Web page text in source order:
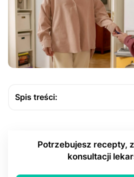
Spis treści:
Jaką rolę odgrywają
Jak skuteczne są tabletki
Potrzebujesz recepty,
konsultacji